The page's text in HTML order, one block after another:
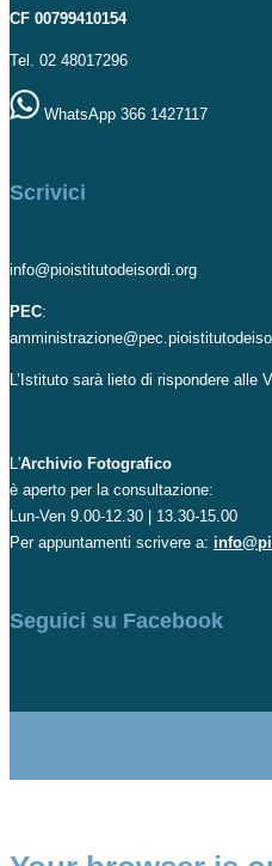
CF 00799410154
Tel. 02 48017296
WhatsApp 366 1427117
Scrivici
info@pioistitutodeisordi.org
PEC:
L’Istituto sarà lieto di rispondere alle
L'Archivio Fotografico
è aperto per la consultazione:
Lun-Ven 9.00-12.30 | 13.30-15.00
Per appuntamenti scrivere a:
Seguici su Facebook